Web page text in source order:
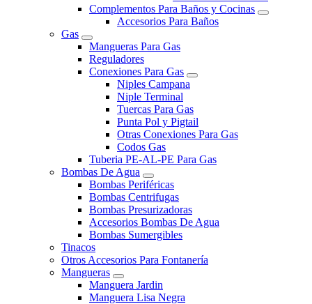
Complementos Para Baños y Cocinas
Accesorios Para Baños
Gas
Mangueras Para Gas
Reguladores
Conexiones Para Gas
Niples Campana
Niple Terminal
Tuercas Para Gas
Punta Pol y Pigtail
Otras Conexiones Para Gas
Codos Gas
Tuberia PE-AL-PE Para Gas
Bombas De Agua
Bombas Periféricas
Bombas Centrifugas
Bombas Presurizadoras
Accesorios Bombas De Agua
Bombas Sumergibles
Tinacos
Otros Accesorios Para Fontanería
Mangueras
Manguera Jardin
Manguera Lisa Negra